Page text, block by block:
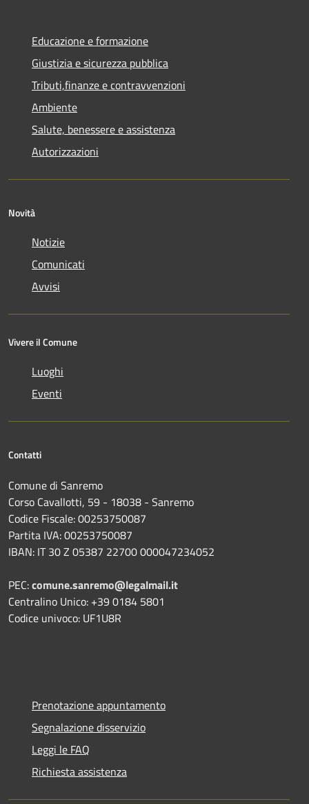
Educazione e formazione
Giustizia e sicurezza pubblica
Tributi,finanze e contravvenzioni
Ambiente
Salute, benessere e assistenza
Autorizzazioni
Novità
Notizie
Comunicati
Avvisi
Vivere il Comune
Luoghi
Eventi
Contatti
Comune di Sanremo
Corso Cavallotti, 59 - 18038 - Sanremo
Codice Fiscale: 00253750087
Partita IVA: 00253750087
IBAN: IT 30 Z 05387 22700 000047234052
PEC:comune.sanremo@legalmail.it
Centralino Unico: +39 0184 5801
Codice univoco: UF1U8R
Prenotazione appuntamento
Segnalazione disservizio
Leggi le FAQ
Richiesta assistenza